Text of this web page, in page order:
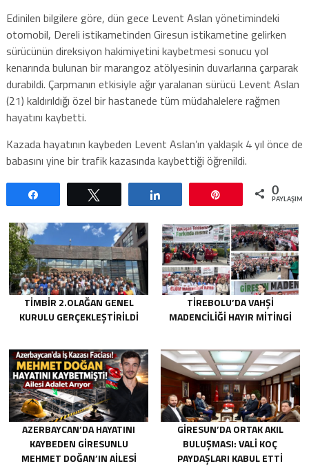
Edinilen bilgilere göre, dün gece Levent Aslan yönetimindeki
otomobil, Dereli istikametinden Giresun istikametine gelirken
sürücünün direksiyon hakimiyetini kaybetmesi sonucu yol
kenarında bulunan bir marangoz atölyesinin duvarlarına çarparak
durabildi. Çarpmanın etkisiyle ağır yaralanan sürücü Levent Aslan
(21) kaldırıldığı özel bir hastanede tüm müdahalelere rağmen
hayatını kaybetti.
Kazada hayatının kaybeden Levent Aslan’ın yaklaşık 4 yıl önce de
babasını yine bir trafik kazasında kaybettiği öğrenildi.
0
TİMBİR 2.OLAĞAN GENEL
KURULU GERÇEKLEŞTIRILDI
TIREBOLU’DA VAHŞI
MADENCILIĞI HAYIR MITINGI
AZERBAYCAN’DA HAYATINI
KAYBEDEN GIRESUNLU
MEHMET DOĞAN’IN AILESI
GIRESUN’DA ORTAK AKIL
BULUŞMASI: VALI KOÇ
PAYDAŞLARI KABUL ETTI